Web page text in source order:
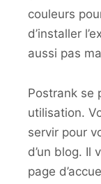
couleurs
d’installer
aussi pas
Postrank se
utilisation.
servir pour
d’un blog. Il
page